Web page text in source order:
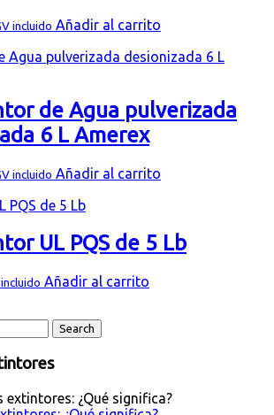
incluido Añadir al carrito
de Agua pulverizada
6 L Amerex
incluido Añadir al carrito
UL PQS de 5 Lb
Añadir al carrito